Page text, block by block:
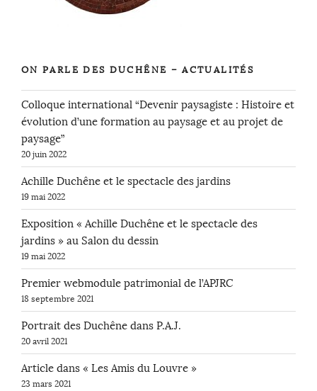
ON PARLE DES DUCHÊNE – ACTUALITÉS
Colloque international “Devenir paysagiste : Histoire et
évolution d’une formation au paysage et au projet de
paysage”
20 juin 2022
Achille Duchêne et le spectacle des jardins
19 mai 2022
Exposition « Achille Duchêne et le spectacle des
jardins » au Salon du dessin
19 mai 2022
Premier webmodule patrimonial de l’APJRC
18 septembre 2021
Portrait des Duchêne dans P.A.J.
20 avril 2021
Article dans « Les Amis du Louvre »
23 mars 2021